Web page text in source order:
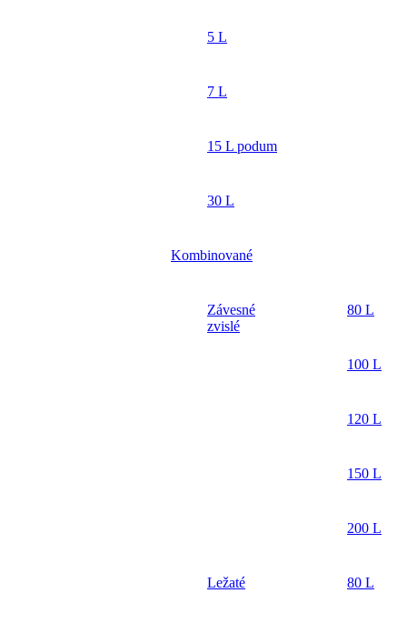
5 L
7 L
15 L podum
30 L
Kombinované
Závesné
zvislé
80 L
100 L
120 L
150 L
200 L
Ležaté 80 L